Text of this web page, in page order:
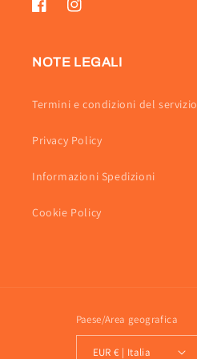
FacebookInstagram
NOTE LEGALI
Termini e condizioni del servizio
Privacy Policy
Informazioni Spedizioni
Cookie Policy
Paese/Area geografica
EUR € | Italia